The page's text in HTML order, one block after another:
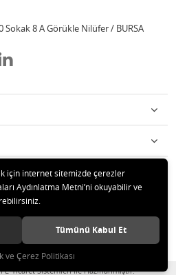
Sokak 8 A Görükle Nilüfer / BURSA
Tüm hakları saklıdır.
E-Ticaret Sistemleri ile Hazırlanmıştır.
için internet sitemizde çerezler
Aydınlatma Metni’ni okuyabilir ve
Tümünü Kabul Et
ve Çerez Politikası